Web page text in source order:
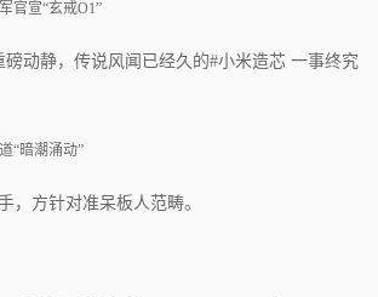
官宣“玄戒O1”
磅动静，传说风闻已经久的#小米造芯 一事终究
“暗潮涌动”
，方针对准呆板人范畴。